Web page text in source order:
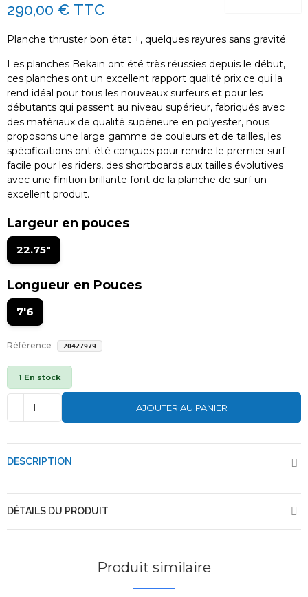
290,00 € TTC
Planche thruster bon état +, quelques rayures sans gravité.
Les planches Bekain ont été très réussies depuis le début,
ces planches ont un excellent rapport qualité prix ce qui la
rend idéal pour tous les nouveaux surfeurs et pour les
débutants qui passent au niveau supérieur, fabriqués avec
des matériaux de qualité supérieure en polyester, nous
proposons une large gamme de couleurs et de tailles, les
spécifications ont été conçues pour rendre le premier surf
facile pour les riders, des shortboards aux tailles évolutives
avec une finition brillante font de la planche de surf un
excellent produit.
Largeur en pouces
22.75"
Longueur en Pouces
7'6
Référence 20427979
1 En stock
AJOUTER AU PANIER
DESCRIPTION
DÉTAILS DU PRODUIT
Produit similaire